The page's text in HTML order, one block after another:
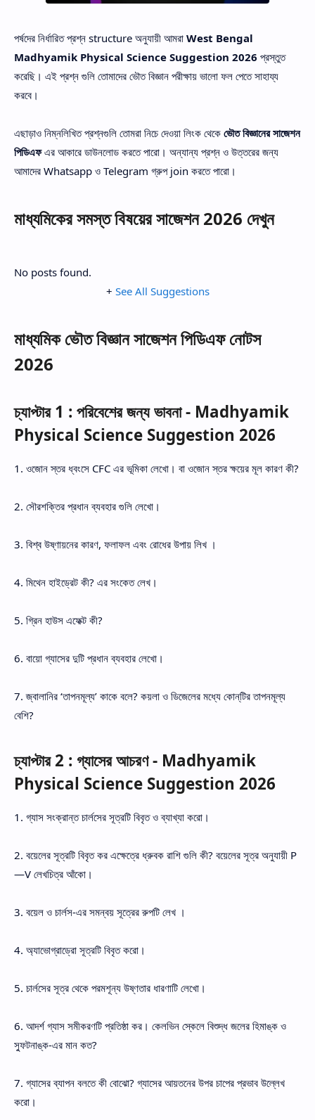
পর্ষদের নির্ধারিত প্রশ্ন structure অনুযায়ী আমরা West Bengal
Madhyamik Physical Science Suggestion 2026 প্রস্তুত
করেছি। এই প্রশ্ন গুলি তোমাদের ভৌত বিজ্ঞান পরীক্ষায় ভালো ফল পেতে সাহায্য
করবে।
এছাড়াও নিম্নলিখিত প্রশ্নগুলি তোমরা নিচে দেওয়া লিংক থেকে ভৌত বিজ্ঞানের সাজেশন
পিডিএফএর আকারে ডাউনলোড করতে পারো। অন্যান্য প্রশ্ন ও উত্তরের জন্য
আমাদের Whatsapp ও Telegram গ্রুপ join করতে পারো।
মাধ্যমিকের সমস্ত বিষয়ের সাজেশন 2026 দেখুন
No posts found.
+ See All Suggestions
মাধ্যমিক ভৌত বিজ্ঞান সাজেশন পিডিএফ নোটস
2026
চ্যাপ্টার 1 : পরিবেশের জন্য ভাবনা - Madhyamik
Physical Science Suggestion 2026
1. ওজোন স্তর ধ্বংসে CFC এর ভূমিকা লেখো। বা ওজোন স্তর ক্ষয়ের মূল কারণ কী?
2. সৌরশক্তির প্রধান ব্যবহার গুলি লেখো।
3. বিশ্ব উষ্ণায়নের কারণ, ফলাফল এবং রোধের উপায় লিখ ।
4. মিথেন হাইড্রেট কী? এর সংকেত লেখ।
5. গ্রিন হাউস এফেক্ট কী?
6. বায়ো গ্যাসের দুটি প্রধান ব্যবহার লেখো।
7. জ্বালানির ‘তাপনমূল্য’ কাকে বলে? কয়লা ও ডিজেলের মধ্যে কোন্‌টির তাপনমূল্য
বেশি?
চ্যাপ্টার 2 : গ্যাসের আচরণ - Madhyamik
Physical Science Suggestion 2026
1. গ্যাস সংক্রান্ত চার্লসের সূত্রটি বিবৃত ও ব্যাখ্যা করো।
2. বয়েলের সূত্রটি বিবৃত কর এক্ষেত্রে ধ্রুবক রাশি গুলি কী? বয়েলের সূত্র অনুযায়ী P
—V লেখচিত্র আঁকো।
3. বয়েল ও চার্লস-এর সমন্বয় সূত্রের রুপটি লেখ ।
4. অ্যাভোগ্রাড্রো সূত্রটি বিবৃত করো।
5. চার্লসের সূত্র থেকে পরমশূন্য উষ্ণতার ধারণাটি লেখো।
6. আদর্শ গ্যাস সমীকরণটি প্রতিষ্ঠা কর। কেলভিন স্কেলে বিশুদ্ধ জলের হিমাঙ্ক ও
স্ফুটনাঙ্ক-এর মান কত?
7. গ্যাসের ব্যাপন বলতে কী বোঝো? গ্যাসের আয়তনের উপর চাপের প্রভাব উল্লেখ
করো।